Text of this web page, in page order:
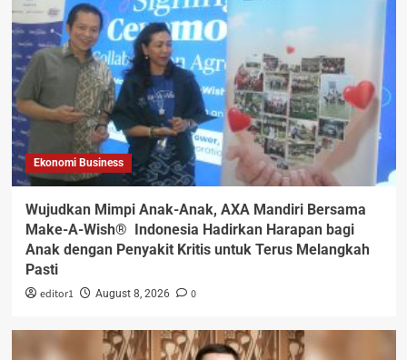
Ekonomi Business
Wujudkan Mimpi Anak-Anak, AXA Mandiri Bersama
Make-A-Wish® Indonesia Hadirkan Harapan bagi
Anak dengan Penyakit Kritis untuk Terus Melangkah
Pasti
editor1 August 8, 2026 0